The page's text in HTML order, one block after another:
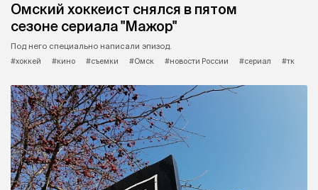
Омский хоккеист снялся в пятом
сезоне сериала "Мажор"
Под него специально написали эпизод.
#хоккей
#кино #съемки #Омск #новости России #сериал #тк